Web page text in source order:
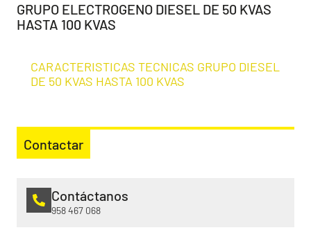
GRUPO ELECTROGENO DIESEL DE 50 KVAS
HASTA 100 KVAS
CARACTERISTICAS TECNICAS GRUPO DIESEL
DE 50 KVAS HASTA 100 KVAS
Contactar
Contáctanos
958 467 068